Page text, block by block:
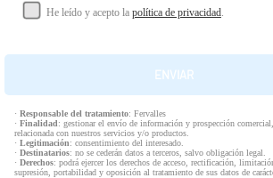
He leído y acepto la política de privacidad.
· Responsable del tratamiento: Fervalles
· Finalidad: gestionar el envío de información y prospección comercial,
relacionada con nuestros servicios y/o productos.
· Legitimación: consentimiento del interesado.
· Destinatarios: no se cederán datos a terceros, salvo obligación legal.
· Derechos: podrá ejercer los derechos de acceso, rectificación,
supresión, portabilidad y oposición al tratamiento de sus datos de